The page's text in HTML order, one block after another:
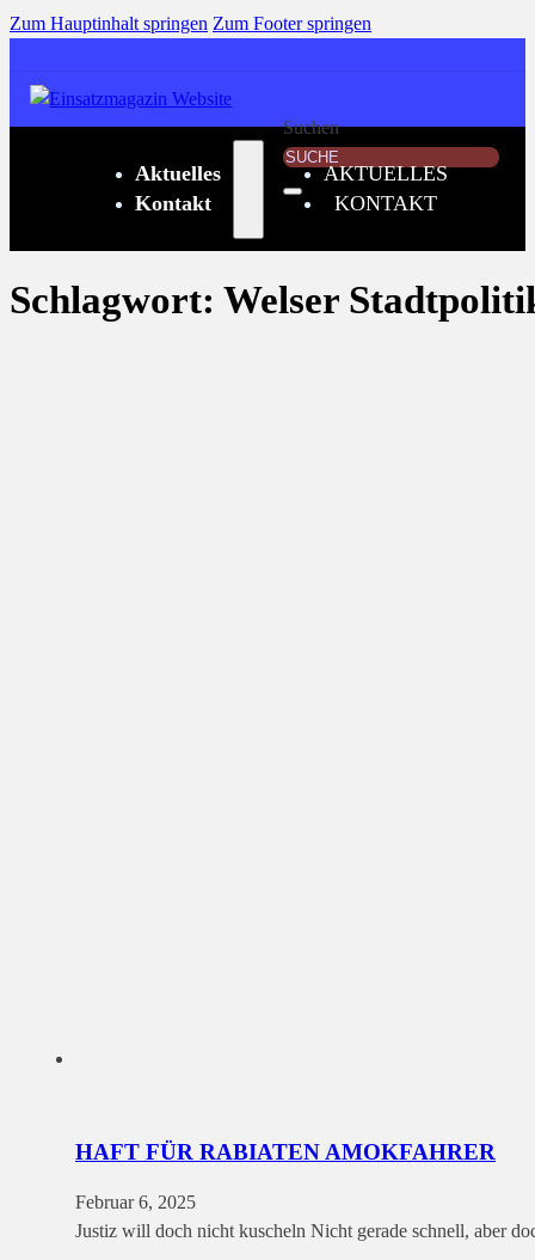
Zum Hauptinhalt springen Zum Footer springen
Suchen
Aktuelles
Kontakt
AKTUELLES
KONTAKT
Schlagwort: Welser
HAFT FÜR RABIATEN AMOKFAHRER
Februar 6, 2025
Justiz will doch nicht kuscheln Nicht gerade schnell, aber